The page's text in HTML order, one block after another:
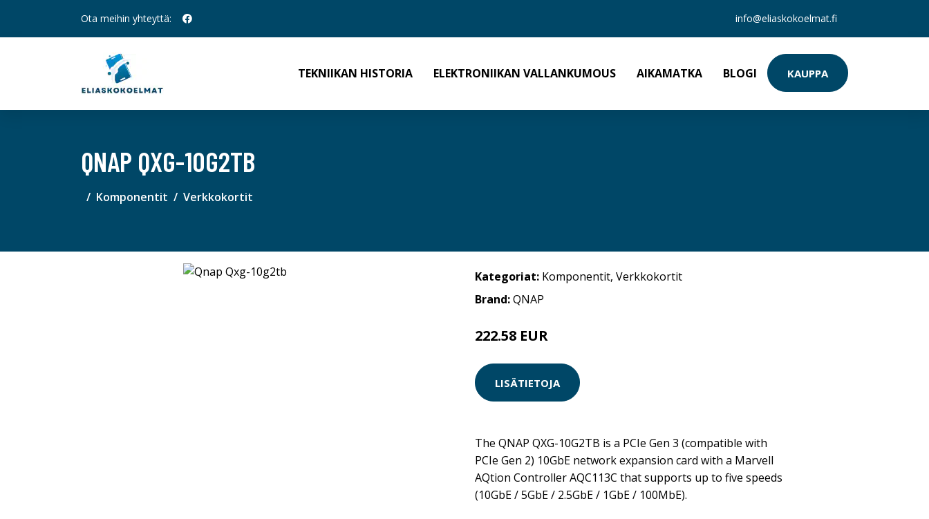
Ota meihin yhteyttä: info@eliaskokoelmat.fi
TEKNIIKAN HISTORIA ELEKTRONIIKAN VALLANKUMOUS AIKAMATKA BLOGI KAUPPA
QNAP QXG-10G2TB
Komponentit Verkkokortit
Kategoriat: Komponentit, Verkkokortit
Brand:QNAP
222.58 EUR
LISÄTIETOJA
The QNAP QXG-10G2TB is a PCIe Gen 3 (compatible with
PCIe Gen 2) 10GbE network expansion card with a Marvell
AQtion Controller AQC113C that supports up to five speeds
(10GbE / 5GbE / 2.5GbE / 1GbE / 100MbE).